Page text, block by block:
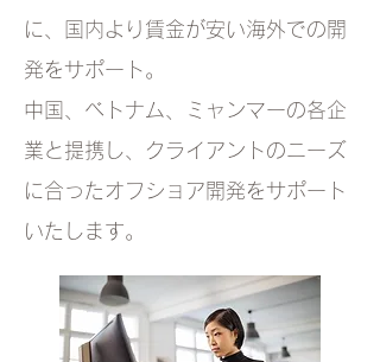
に、国内より賃金が安い海外での開
発をサポート。
​中国、ベトナム、ミャンマーの各企
業と提携し、クライアントのニーズ
に合ったオフショア開発をサポート
いたします。